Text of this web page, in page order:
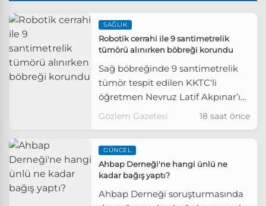
SAĞLIK
Robotik cerrahi ile 9 santimetrelik
tümörü alınırken böbreği korundu
Sağ böbreğinde 9 santimetrelik
tümör tespit edilen KKTC'li
öğretmen Nevruz Latif Akpınar’ın
robotik cerrahi ile tümörü
Gözlem Gazetesi 18 saat önce
GÜNCEL
Ahbap Derneği'ne hangi ünlü ne
kadar bağış yaptı?
Ahbap Derneği soruşturmasında